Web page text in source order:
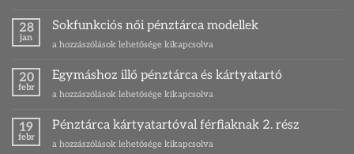
egy
különleges
bejegyzéshez
bőr
modellre
bejegyzéshez
28
jan
Sokfunkciós női pénztárca modellek
Sokfunkciós
pénztárca
modellek
bejegyzéshez
a hozzászólások lehetősége kikapcsolva
20
febr
Egymáshoz illő pénztárca és kártyatartó
Egymáshoz
pénztárca
kártyatartó
a hozzászólások lehetősége kikapcsolva
19
febr
Pénztárca kártyatartóval férfiaknak 2. rész
Pénztárca
a hozzászólások lehetősége kikapcsolva